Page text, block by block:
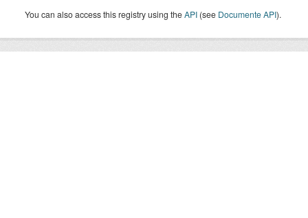
You can also access this registry using theAPI (see Documente API).